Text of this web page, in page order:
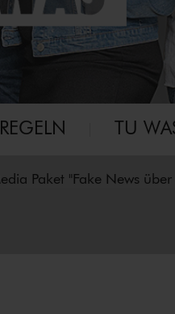
TU
Paket "Fake News über